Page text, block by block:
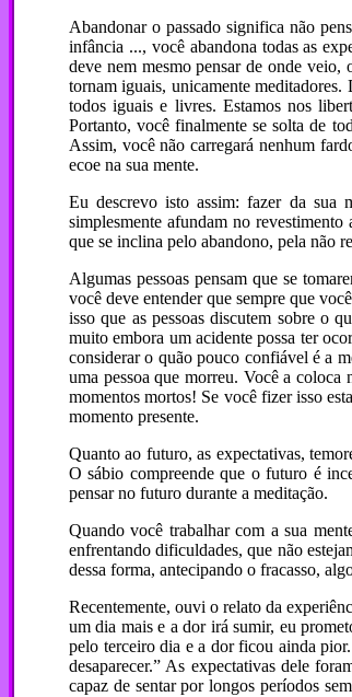
Abandonar o passado significa não
infância ..., você abandona todas as
deve nem mesmo pensar de onde veio,
tornam iguais, unicamente meditadores.
todos iguais e livres. Estamos nos
Portanto, você finalmente se solta de
Assim, você não carregará nenhum
ecoe na sua mente.
Eu descrevo isto assim: fazer da sua
simplesmente afundam no
que se inclina pelo abandono, pela não
Algumas pessoas pensam que se
você deve entender que sempre que
isso que as pessoas discutem sobre o
muito embora um acidente possa ter
considerar o quão pouco confiável é a
uma pessoa que morreu. Você a coloca
momentos mortos! Se você fizer isso
momento presente.
Quanto ao futuro, as expectativas,
O sábio compreende que o futuro é
pensar no futuro durante a meditação.
Quando você trabalhar com a sua
enfrentando dificuldades, que não
dessa forma, antecipando o fracasso,
Recentemente, ouvi o relato da
um dia mais e a dor irá sumir, eu
pelo terceiro dia e a dor ficou ainda
desaparecer.” As expectativas dele
capaz de sentar por longos períodos